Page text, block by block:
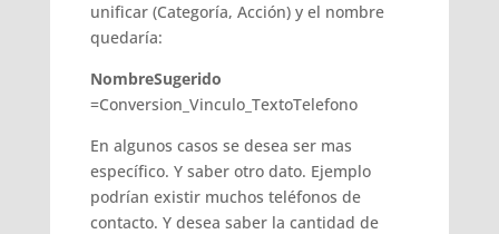
unificar (Categoría, Acción) y el nombre
quedaría:
NombreSugerido
=Conversion_Vinculo_TextoTelefono
En algunos casos se desea ser mas
específico. Y saber otro dato. Ejemplo
podrían existir muchos teléfonos de
contacto. Y desea saber la cantidad de